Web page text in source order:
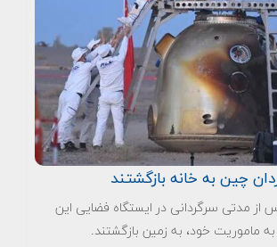
چین به خانه بازگشتند
از مدتی سرگردانی در ایستگاه فضایی این
ماموریت خود، به زمین بازگشتند.